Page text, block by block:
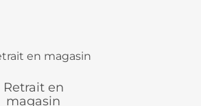
Retrait en
magasin